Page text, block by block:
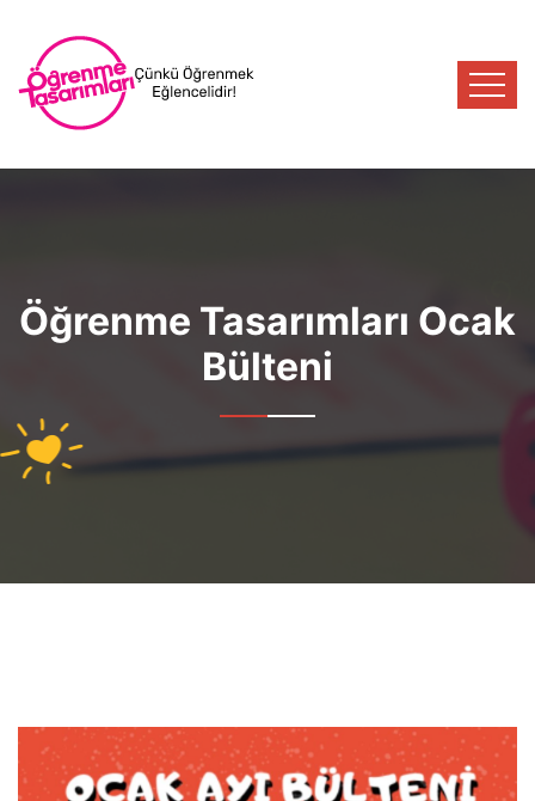
Öğrenme Tasarımları Ocak
Bülteni